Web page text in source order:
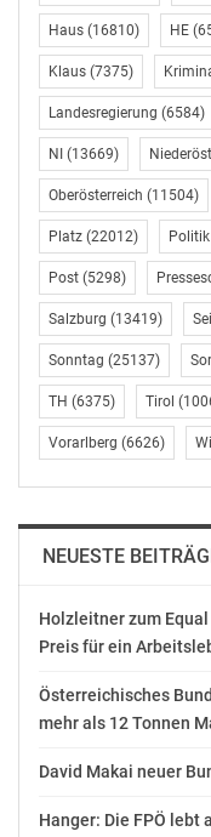
Ähnliche Beiträge
TIROLER
„Leitartikel“ vom 18.
Oktober 2022 von
Nindler „Schwarz-
Bewährungsprobe“
Oktober 17, 2022
In "Chronik"
„Leitartikel“ vom 14.
Juni 2022 von Peter
Nindler „Rasch raus
aus Platters Schatten“
Juni 13, 2022
In "Chronik"
Haus (16810) HE
Klaus (7375)
Landesregierung (6584)
NI (13669)
Oberösterreich (11504)
Platz (22012) Politik
Post (5298)
Salzburg (13419)
Sonntag (25137)
TH (6375) Tirol
Vorarlberg (6626)
NEUESTE
Holzleitner zum
Preis für ein
Österreichisches
mehr als 12 Tonnen
David Makai neuer
Hanger: Die FPÖ lebt